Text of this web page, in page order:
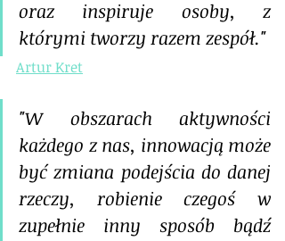
oraz inspiruje osoby, z
którymi tworzy razem zespół."
Artur Kret
"W obszarach aktywności
każdego z nas, innowacją może
być zmiana podejścia do danej
rzeczy, robienie czegoś w
zupełnie inny sposób bądź